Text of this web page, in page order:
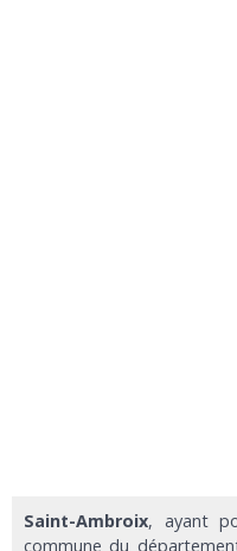
Saint-Ambroix, ayant
commune du